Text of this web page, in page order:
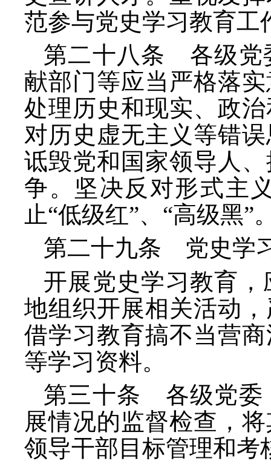
范参与党史学习教育工
第二十八条 各级党
献部门等应当严格落
处理历史和现实、政
对历史虚无主义等错
诋毁党和国家领导人
争。坚决反对形式主
止“低级红”、“高级黑”
第二十九条 党史学
开展党史学习教育
地组织开展相关活动
借学习教育搞不当营
等学习资料。
第三十条 各级党委
展情况的监督检查，
领导干部目标管理和考